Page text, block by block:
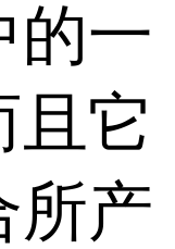
的一
且它
所产